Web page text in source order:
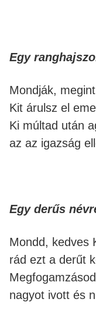
Egy
Mondják,
Kit árulsz el
Ki múltad után
az az igazság
Egy derűs
Mondd, kedves
rád ezt a derűt
nagyot ivott és